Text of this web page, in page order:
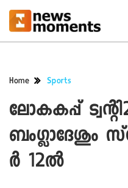
Home Sports
ലോകകപ്പ്
ബംഗ്ലാദേശും
ർ 12ൽ